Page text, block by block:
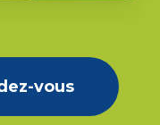
vous